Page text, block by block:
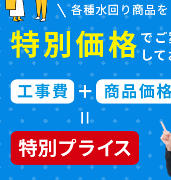
各種水回り商品を
特別価格で
して